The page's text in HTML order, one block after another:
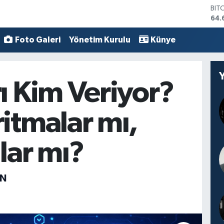
Foto Galeri Yönetim Kurulu Künye
Kim Veriyor?
mı,
mı?